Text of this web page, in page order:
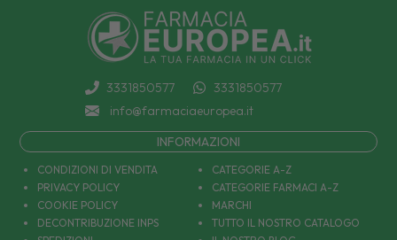
3331850577
3331850577
info@farmaciaeuropea.it
INFORMAZIONI
CONDIZIONI DI VENDITA
PRIVACY POLICY
COOKIE POLICY
DECONTRIBUZIONE INPS
CATEGORIE A-Z
CATEGORIE FARMACI A-Z
MARCHI
TUTTO IL NOSTRO CATALOGO